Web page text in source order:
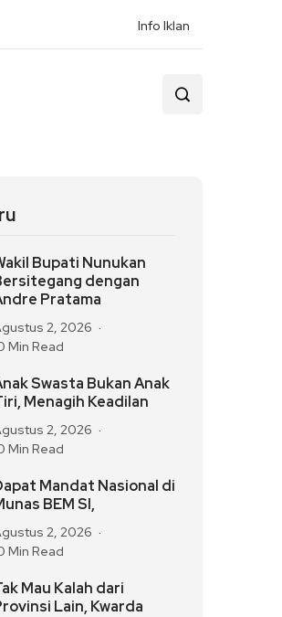
Info Iklan
Bupati Nunukan
dengan
Pratama
2, 2026
Min Read
Swasta Bukan Anak
Menagih Keadilan
2, 2026
Min Read
Mandat Nasional di
BEM SI,
2, 2026
Min Read
Mau Kalah dari
Lain, Kwarda